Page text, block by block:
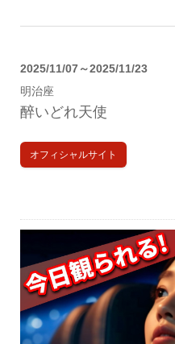
2025/11/07～2025/11/23
明治座
醉いどれ天使
オフィシャルサイト